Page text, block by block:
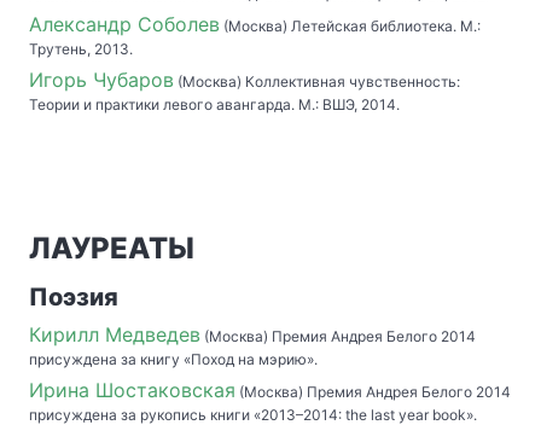
Александр Соболев (Москва) Летейская библиотека. М.:
Трутень, 2013.
Игорь Чубаров (Москва) Коллективная чувственность:
Теории и практики левого авангарда. М.: ВШЭ, 2014.
ЛАУРЕАТЫ
Поэзия
Кирилл Медведев (Москва) Премия Андрея Белого 2014
присуждена за книгу «Поход на мэрию».
Ирина Шостаковская (Москва) Премия Андрея Белого 2014
присуждена за рукопись книги «2013–2014: the last year book».